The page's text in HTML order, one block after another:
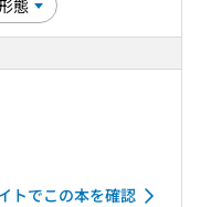
トでこの本を確認